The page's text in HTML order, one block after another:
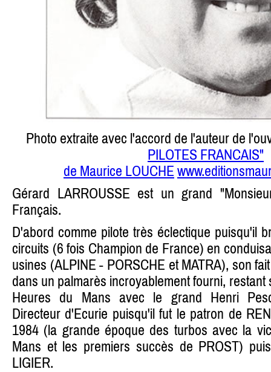
Photo extraite avec l'accord de l'auteur de
PILOTES FRANCAIS"
de Maurice LOUCHE
Gérard LARROUSSE est un grand
Français.
D'abord comme pilote très éclectique puisqu'il
circuits (6 fois Champion de France) en
usines (ALPINE - PORSCHE et MATRA), son
dans un palmarès incroyablement fourni,
Heures du Mans avec le grand Henri
Directeur d'Ecurie puisqu'il fut le patron de
1984 (la grande époque des turbos avec la
Mans et les premiers succès de PROST)
LIGIER.